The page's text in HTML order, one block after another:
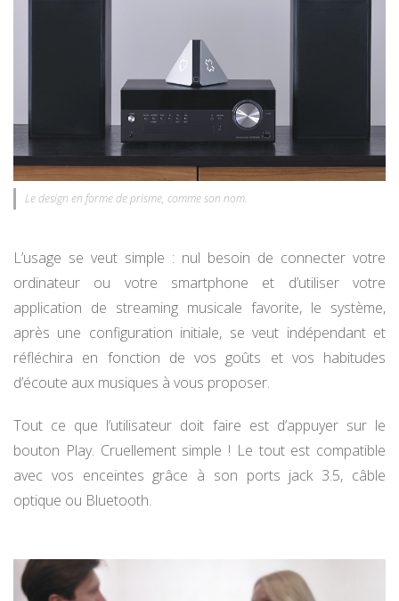
Le design en forme de prisme, comme son nom.
L’usage se veut simple : nul besoin de connecter votre
ordinateur ou votre smartphone et d’utiliser votre
application de streaming musicale favorite, le système,
après une configuration initiale, se veut indépendant et
réfléchira en fonction de vos goûts et vos habitudes
d’écoute aux musiques à vous proposer.
Tout ce que l’utilisateur doit faire est d’appuyer sur le
bouton Play. Cruellement simple ! Le tout est compatible
avec vos enceintes grâce à son ports jack 3.5, câble
optique ou Bluetooth.